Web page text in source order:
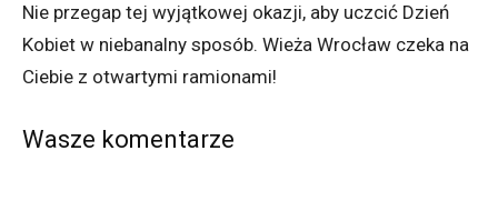
Nie przegap tej wyjątkowej okazji, aby uczcić Dzień
Kobiet w niebanalny sposób. Wieża Wrocław czeka na
Ciebie z otwartymi ramionami!
Wasze komentarze